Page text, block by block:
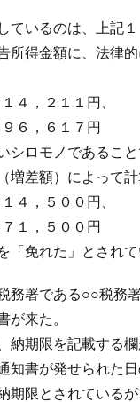
ているのは、上記
所得金額に、法律
４，２１１円、
６，６１７円
シロモノであること
差額）によって計
，５００円、
１，５００円
「免れた」とされ
務署である○○税務
が来た。
期限を記載する
知書が発せられた
期限とされている